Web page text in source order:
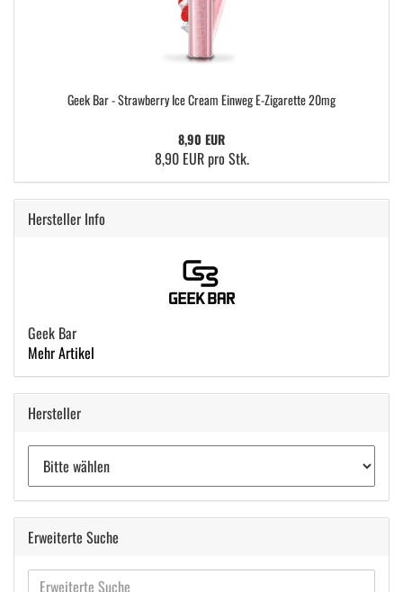
Geek Bar - Strawberry Ice Cream Einweg E-Zigarette 20mg
8,90 EUR
8,90 EUR pro Stk.
Hersteller Info
Geek Bar
Mehr Artikel
Hersteller
Erweiterte Suche